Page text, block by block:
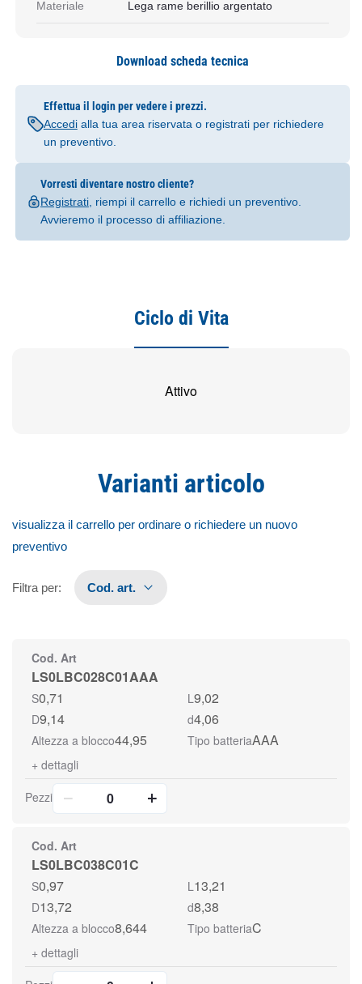
Materiale Lega rame berillio argentato
Download scheda tecnica
Effettua il login per vedere i prezzi.
Accedialla tua area riservata o registrati per richiedere
un preventivo.
Vorresti diventare nostro cliente?
Registrati, riempi il carrello e richiedi un preventivo.
Avvieremo il processo di affiliazione.
Ciclo di Vita
Attivo
Varianti articolo
visualizza il carrello per ordinare o richiedere un nuovo
preventivo
Filtra per: Cod. art.
Cod. Art
LS0LBC028C01AAA
S0,71 L9,02
D9,14 d4,06
Altezza a blocco44,95 Tipo batteriaAAA
+ dettagli
Pezzi
Cod. Art
LS0LBC038C01C
S0,97 L13,21
D13,72 d8,38
Altezza a blocco8,644 Tipo batteriaC
+ dettagli